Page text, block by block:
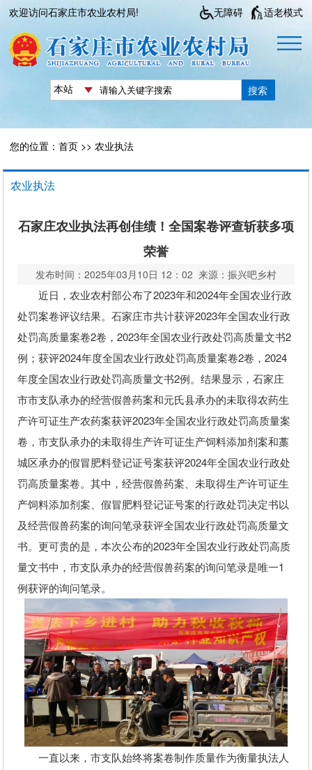
欢迎访问石家庄市农业农村局! 无障碍 适老模式
搜索
您的位置：首页 >>农业执法
农业执法
石家庄农业执法再创佳绩！全国案卷评查斩获多项
荣誉
发布时间：2025年03月10日 12：02 来源：振兴吧乡村
近日，农业农村部公布了2023年和2024年全国农业行政
处罚案卷评议结果。石家庄市共计获评2023年全国农业行政
处罚高质量案卷2卷，2023年全国农业行政处罚高质量文书2
例；获评2024年度全国农业行政处罚高质量案卷2卷，2024
年度全国农业行政处罚高质量文书2例。结果显示，石家庄
市市支队承办的经营假兽药案和元氏县承办的未取得农药生
产许可证生产农药案获评2023年全国农业行政处罚高质量案
卷，市支队承办的未取得生产许可证生产饲料添加剂案和藁
城区承办的假冒肥料登记证号案获评2024年全国农业行政处
罚高质量案卷。其中，经营假兽药案、未取得生产许可证生
产饲料添加剂案、假冒肥料登记证号案的行政处罚决定书以
及经营假兽药案的询问笔录获评全国农业行政处罚高质量文
书。更可贵的是，本次公布的2023年全国农业行政处罚高质
量文书中，市支队承办的经营假兽药案的询问笔录是唯一1
例获评的询问笔录。
一直以来，市支队始终将案卷制作质量作为衡量执法人